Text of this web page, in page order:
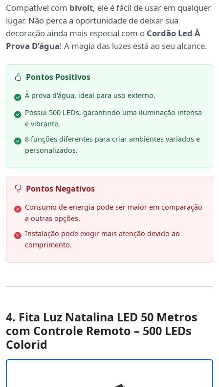
Compatível com bivolt, ele é fácil de usar em qualquer
lugar. Não perca a oportunidade de deixar sua
decoração ainda mais especial com o Cordão Led À
Prova D'água! A magia das luzes está ao seu alcance.
Pontos Positivos
À prova d'água, ideal para uso externo.
Possui 500 LEDs, garantindo uma iluminação intensa
e vibrante.
8 funções diferentes para criar ambientes variados e
personalizados.
Pontos Negativos
Consumo de energia pode ser maior em comparação
a outras opções.
Instalação pode exigir mais atenção devido ao
comprimento.
4. Fita Luz Natalina LED 50 Metros
com Controle Remoto – 500 LEDs
Colorid